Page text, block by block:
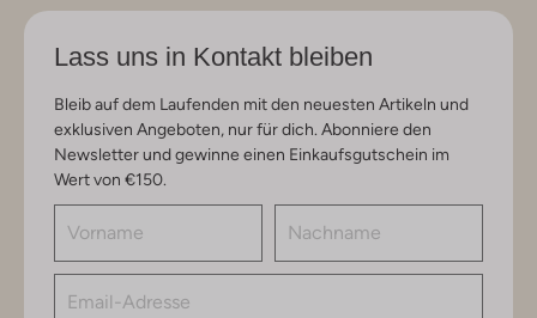
Lass uns in Kontakt bleiben
Bleib auf dem Laufenden mit den neuesten Artikeln und
exklusiven Angeboten, nur für dich. Abonniere den
Newsletter und gewinne einen Einkaufsgutschein im
Wert von €150.